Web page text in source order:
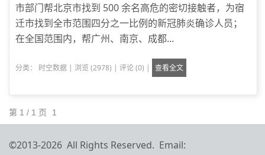
市部门帮北京市找到 500 余名高危的密切接触者，为宿
迁市找到全市范围四分之一比例的新冠肺炎确诊人员；
在全国范围内，帮广州、南京、成都...
分类： 时空数据 | 浏览 (2978) | 评论 (0) | 查看全文
第 1 / 1 页 1
©2013-2026 All Rights Reserved. Email: